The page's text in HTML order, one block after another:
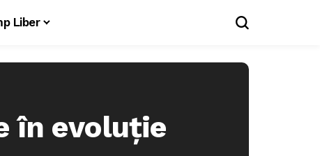
Liber
în evoluție